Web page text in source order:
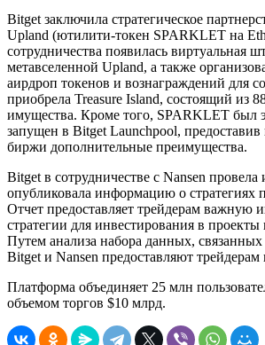
Bitget заключила стратегическое
Upland (ютилити-токен SPARKLET на
сотрудничества появилась виртуальная
метавселенной Upland, а также
аирдроп токенов и вознаграждений для
приобрела Treasure Island, состоящий из
имущества. Кроме того, SPARKLET был
запущен в Bitget Launchpool, предоставив
биржи дополнительные преимущества.
Bitget в сотрудничестве с Nansen провела
опубликовала информацию о стратегиях
Отчет предоставляет трейдерам важную
стратегии для инвестирования в проекты
Путем анализа набора данных,
Bitget и Nansen предоставляют
Платформа объединяет 25 млн
объемом торгов $10 млрд.